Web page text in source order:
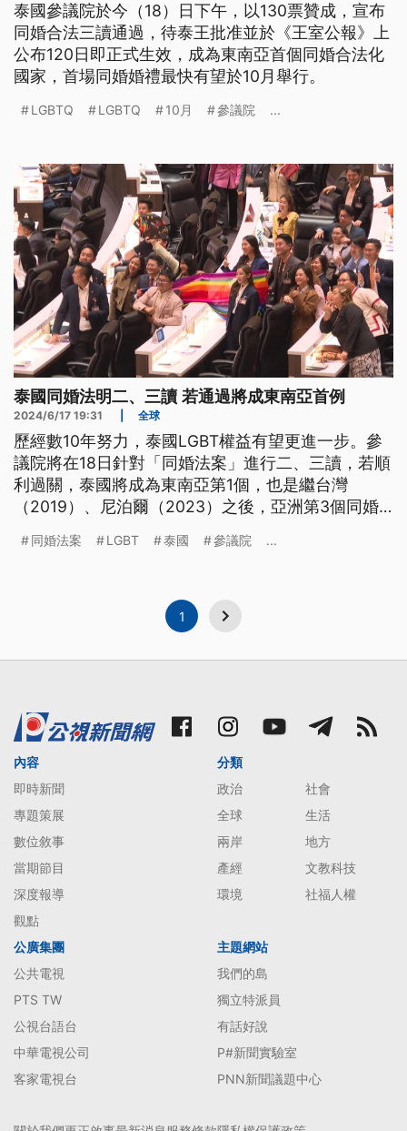
泰國參議院於今（18）日下午，以130票贊成，宣布
同婚合法三讀通過，待泰王批准並於《王室公報》上
公布120日即正式生效，成為東南亞首個同婚合法化
國家，首場同婚婚禮最快有望於10月舉行。
LGBTQ LGBTQ 10月 參議院 ...
泰國同婚法明二、三讀 若通過將成東南亞首例
2024/6/17 19:31 全球
歷經數10年努力，泰國LGBT權益有望更進一步。參
議院將在18日針對「同婚法案」進行二、三讀，若順
利過關，泰國將成為東南亞第1個，也是繼台灣
（2019）、尼泊爾（2023）之後，亞洲第3個同婚
同婚法案 LGBT 泰國 參議院 ...
1
內容
即時新聞
專題策展
數位敘事
當期節目
深度報導
觀點
分類
政治
社會
全球
生活
兩岸
地方
產經
文教科技
環境
社福人權
公廣集團
公共電視
PTS TW
公視台語台
中華電視公司
客家電視台
主題網站
我們的島
獨立特派員
有話好說
P#新聞實驗室
PNN新聞議題中心